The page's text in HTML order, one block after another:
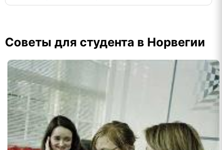
Советы для студента в Норвегии